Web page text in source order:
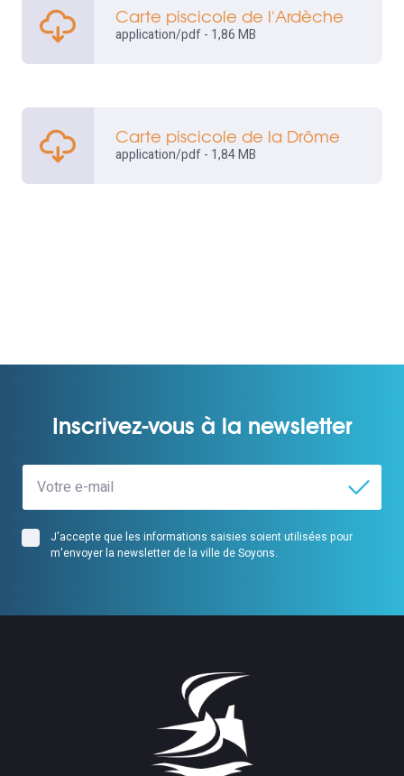
Carte piscicole de l'Ardèche
application/pdf - 1,86 MB
Carte piscicole de la Drôme
application/pdf - 1,84 MB
Inscrivez-vous à la newsletter
J'accepte que les informations saisies soient utilisées pour
m'envoyer la newsletter de la ville de Soyons.